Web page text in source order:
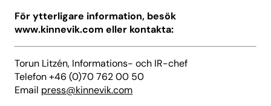
För ytterligare information, besök
www.kinnevik.com eller kontakta:
Torun Litzén, Informations- och IR-chef
Telefon +46 (0)70 762 00 50
Email press@kinnevik.com